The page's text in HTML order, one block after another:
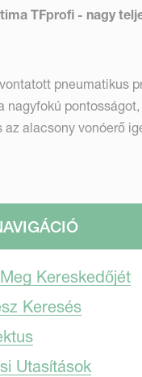
TFprofi - nagy
pneumatikus
nagyfokú
alacsony vonóerő
Kereskedőjét
Keresés
Utasítások